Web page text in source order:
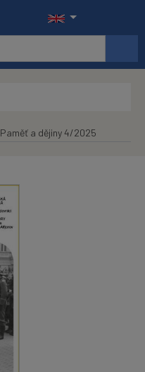
Paměť a dějiny 4/2025